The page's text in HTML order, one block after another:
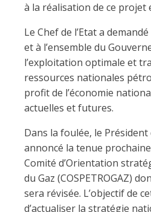
à la réalisation de ce projet
Le Chef de l’Etat a
et à l’ensemble du
l’exploitation optimale et
ressources nationales
profit de l’économie
actuelles et futures.
Dans la foulée, le Président
annoncé la tenue
Comité d’Orientation
du Gaz (COSPETROGAZ)
sera révisée. L’objectif de
d’actualiser la stratégie